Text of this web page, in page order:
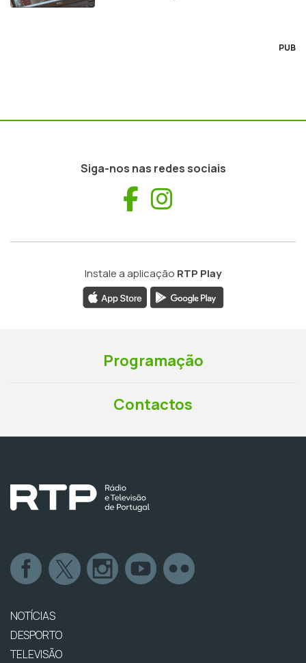
PUB
Siga-nos nas redes sociais
Facebook
Instale a aplicação RTP Play
Programação
Contactos
NOTÍCIAS
DESPORTO
TELEVISÃO